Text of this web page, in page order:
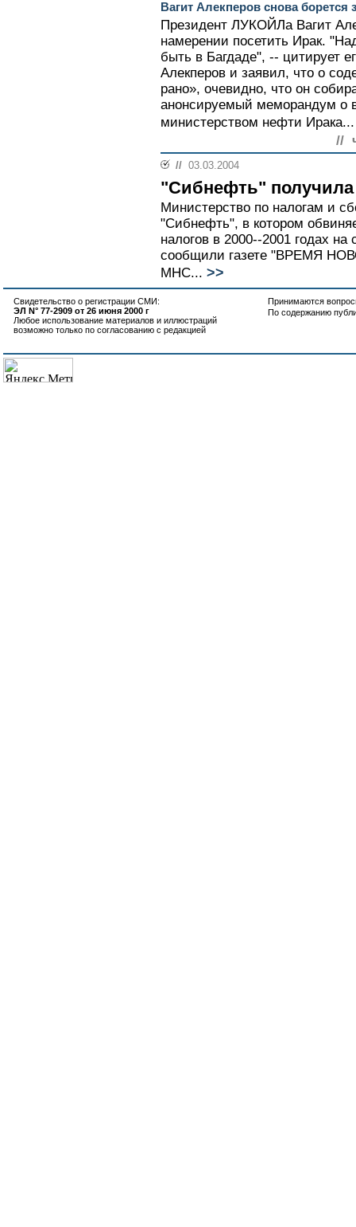
Вагит Алекперов снова борется
Президент ЛУКОЙЛа Вагит
намерении посетить Ирак.
быть в Багдаде", -- цитирует
Алекперов и заявил, что о
рано», очевидно, что он
анонсируемый меморандум о
министерством нефти Ирака...
//
// 03.03.2004
"Сибнефть"
Министерство по налогам и
"Сибнефть", в котором
налогов в 2000--2001 годах
сообщили газете "ВРЕМЯ
МНС... >>
Свидетельство о регистрации СМИ:
ЭЛ N° 77-2909 от 26 июня 2000 г
Любое использование материалов и иллюстраций
возможно только по согласованию с редакцией
Принимаются
По содержанию